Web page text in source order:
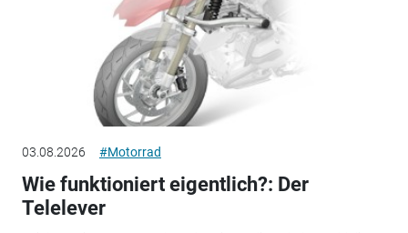
03.08.2026 #Motorrad
Wie funktioniert eigentlich?: Der
Telelever